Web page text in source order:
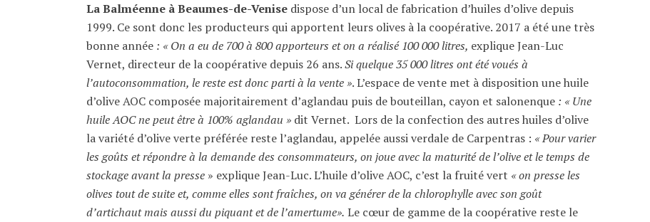
La Balméenne à Beaumes-de-Venise dispose d’un local de fabrication d’huiles d’olive depuis
1999. Ce sont donc les producteurs qui apportent leurs olives à la coopérative. 2017 a été une très
bonne année : « On a eu de 700 à 800 apporteurs et on a réalisé 100 000 litres, explique Jean-Luc
Vernet, directeur de la coopérative depuis 26 ans.Si quelque 35 000 litres ont été voués à
l’autoconsommation, le reste est donc parti à la vente ». L’espace de vente met à disposition une huile
d’olive AOC composée majoritairement d’aglandau puis de bouteillan, cayon et salonenque : « Une
huile AOC ne peut être à 100% aglandau » dit Vernet. Lors de la confection des autres huiles d’olive
la variété d’olive verte préférée reste l’aglandau, appelée aussi verdale de Carpentras : « Pour varier
les goûts et répondre à la demande des consommateurs, on joue avec la maturité de l’olive et le temps de
stockage avant la presse » explique Jean-Luc. L’huile d’olive AOC, c’est la fruité vert « on presse les
olives tout de suite et, comme elles sont fraîches, on va générer de la chlorophylle avec son goût
d’artichaut mais aussi du piquant et de l’amertume». Le cœur de gamme de la coopérative reste le